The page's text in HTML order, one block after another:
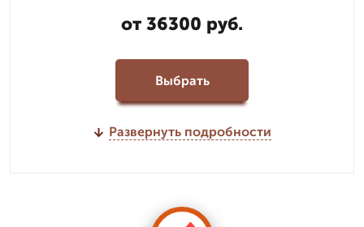
от 36300 руб.
Выбрать
Развернуть подробности